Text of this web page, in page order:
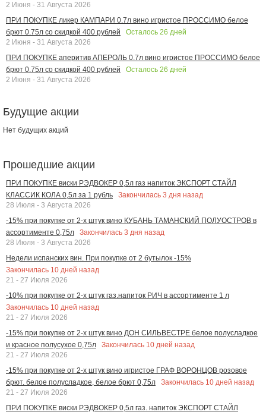
2 Июня - 31 Августа 2026
ПРИ ПОКУПКЕ ликер КАМПАРИ 0.7л вино игристое ПРОССИМО белое
брют 0.75л со скидкой 400 рублей
Осталось 26 дней
2 Июня - 31 Августа 2026
ПРИ ПОКУПКЕ аперитив АПЕРОЛЬ 0.7л вино игристое ПРОССИМО белое
брют 0.75л со скидкой 400 рублей
Осталось 26 дней
2 Июня - 31 Августа 2026
Будущие акции
Нет будущих акций
Прошедшие акции
ПРИ ПОКУПКЕ виски РЭДВОКЕР 0,5л газ напиток ЭКСПОРТ СТАЙЛ
КЛАССИК КОЛА 0,5л за 1 рубль
Закончилась 3 дня назад
28 Июля - 3 Августа 2026
-15% при покупке от 2-х штук вино КУБАНЬ ТАМАНСКИЙ ПОЛУОСТРОВ в
ассортименте 0,75л
Закончилась 3 дня назад
28 Июля - 3 Августа 2026
Недели испанских вин. При покупке от 2 бутылок -15%
Закончилась 10 дней назад
21 - 27 Июля 2026
-10% при покупке от 2-х штук газ.напиток РИЧ в ассортименте 1 л
Закончилась 10 дней назад
21 - 27 Июля 2026
-15% при покупке от 2-х штук вино ДОН СИЛЬВЕСТРЕ белое полусладкое
и красное полусухое 0,75л
Закончилась 10 дней назад
21 - 27 Июля 2026
-15% при покупке от 2-х штук вино игристое ГРАФ ВОРОНЦОВ розовое
брют. белое полусладкое, белое брют 0,75л
Закончилась 10 дней назад
21 - 27 Июля 2026
ПРИ ПОКУПКЕ виски РЭДВОКЕР 0,5л газ. напиток ЭКСПОРТ СТАЙЛ